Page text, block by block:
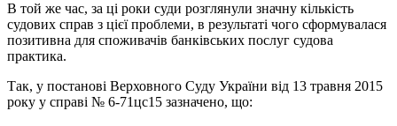
В той же час, за ці роки суди розглянули значну кількість
судових справ з цієї проблеми, в результаті чого сформувалася
позитивна для споживачів банківських послуг судова
практика.
Так, у постанові Верховного Суду України від 13 травня 2015
року у справі № 6-71цс15 зазначено, що: